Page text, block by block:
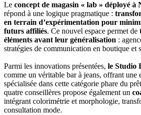
Le concept de magasin « lab » déployé à
répond à une logique pragmatique :
en terrain d’expérimentation pour
futurs affiliés. Ce nouvel espace permet de
éléments avant leur généralisation :
stratégies de communication en boutique et
Parmi les innovations présentées, le Studio
comme un véritable bar à jeans, offrant une
spécialisée dans cette catégorie phare du
quatre conseillères propose également un
intégrant colorimétrie et morphologie,
consultation mode.